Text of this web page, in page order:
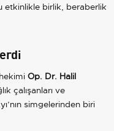
birlik, beraberlik
Op. Dr. Halil
çalışanları ve
simgelerinden biri